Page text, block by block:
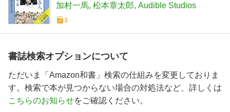
加村一馬 松本章太郎 Audible Studios
3
書誌検索オプションについて
ただいま「Amazon和書」検索の仕組みを変更しておりま
す。検索で本が見つからない場合の対処法など、詳しくは
こちらのお知らせをご確認ください。